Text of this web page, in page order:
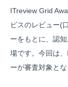
ITreview Grid
ビスのレビュー(
ーをもとに、認
場です。今回は
ーが審査対象とな